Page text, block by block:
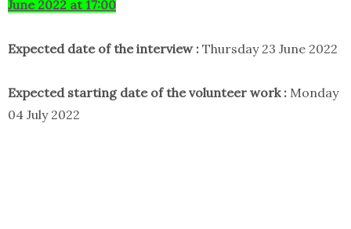
June 2022 at 17:00
Expected date of the interview : Thursday 23 June 2022
Expected starting date of the volunteer work : Monday
04 July 2022